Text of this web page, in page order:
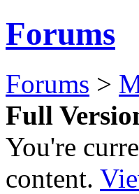
Forums
Forums >
Full
You're
content.